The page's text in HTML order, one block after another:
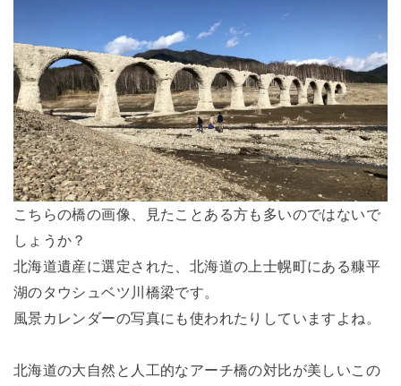
こちらの橋の画像、見たことある方も多いのではないで
しょうか？
北海道遺産に選定された、北海道の上士幌町にある糠平
湖のタウシュベツ川橋梁です。
風景カレンダーの写真にも使われたりしていますよね。
北海道の大自然と人工的なアーチ橋の対比が美しいこの